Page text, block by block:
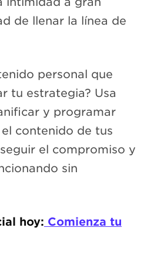
de llenar la línea de
personal que
tu estrategia? Usa
y programar
contenido de tus
el compromiso y
sin
hoy: Comienza tu